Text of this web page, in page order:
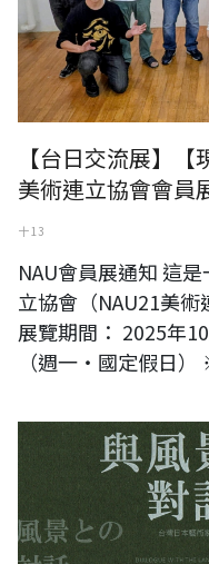
【台日交流展】
美術連立協會會員
十 13
NAU會員展通知 這
立協會（NAU21美術
展覽期間： 2025年
（週一・國定假日
【預告】《與風景對話》台